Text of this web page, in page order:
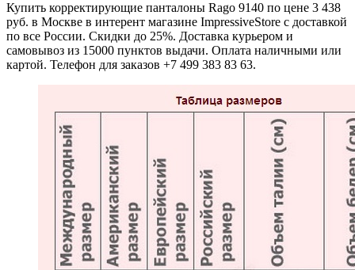
Купить корректирующие панталоны Rago 9140 по цене 3 438
руб. в Москве в интерент магазине ImpressiveStore с доставкой
по все России. Скидки до 25%. Доставка курьером и
самовывоз из 15000 пунктов выдачи. Оплата наличными или
картой. Телефон для заказов +7 499 383 83 63.